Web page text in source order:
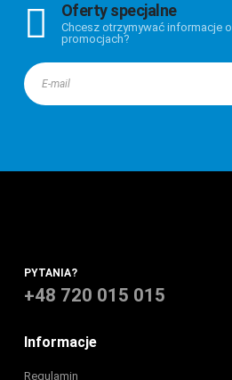
Oferty specjalne
Chcesz otrzymywać informacje
promocjach?
PYTANIA?
+48 720 015 015
Informacje
Regulamin